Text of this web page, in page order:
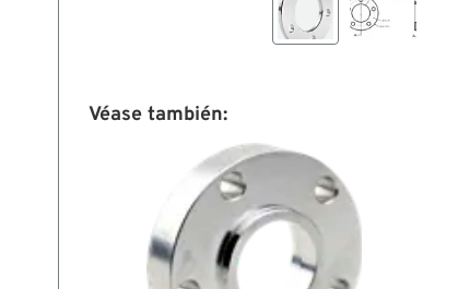
Véase también: